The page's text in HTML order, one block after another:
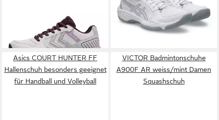
+7
geeignet für Handball und
Volleyball
ab 67,99 € UVP90,00 €
-24%
Asics COURT HUNTER FF
Hallenschuh besonders geeignet
für Handball und Volleyball
VICTOR Badmintonschuhe
A900F AR weiss/mint Damen
Squashschuh